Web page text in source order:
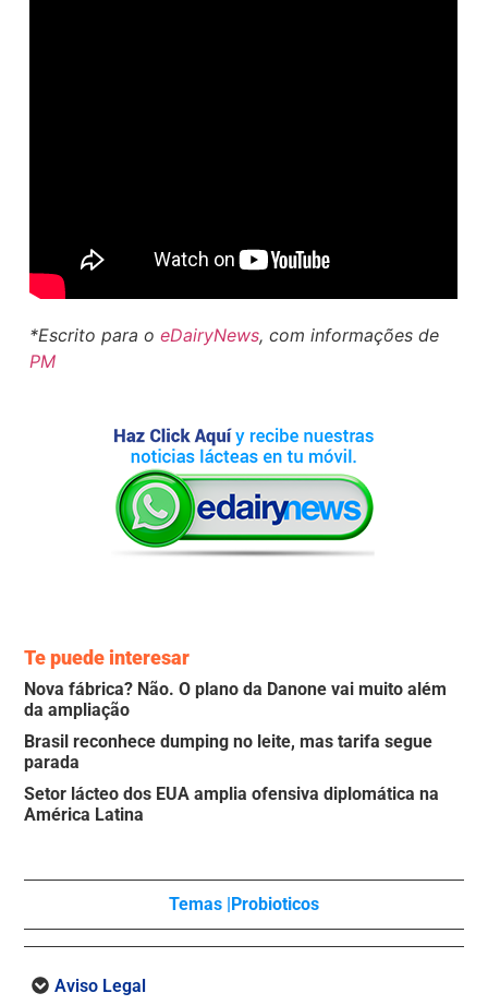
*Escrito para oeDairyNews, com informações de
PM
Te puede interesar
Nova fábrica? Não. O plano da Danone vai muito além
da ampliação
Brasil reconhece dumping no leite, mas tarifa segue
parada
Setor lácteo dos EUA amplia ofensiva diplomática na
América Latina
Temas | Probioticos
Aviso Legal